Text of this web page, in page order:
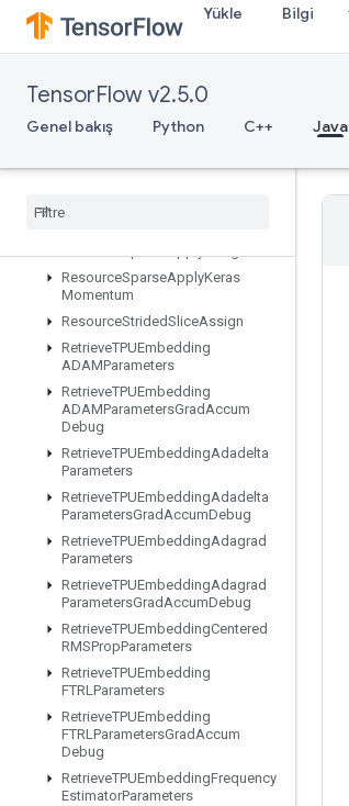
Yükle Bilgi
TensorFlow v2.5.0
Genel bakış Python C++ Java
ResourceScatterMin
ResourceScatterMul
ResourceScatterNdMax
ResourceScatterNdMin
ResourceScatterNdUpdate
ResourceSparseApplyKeras
Momentum
ResourceStridedSliceAssign
RetrieveTPUEmbedding
ADAMParameters
RetrieveTPUEmbedding
ADAMParametersGradAccum
Debug
RetrieveTPUEmbeddingAdadelta
Parameters
RetrieveTPUEmbeddingAdadelta
ParametersGradAccumDebug
RetrieveTPUEmbeddingAdagrad
Parameters
RetrieveTPUEmbeddingAdagrad
ParametersGradAccumDebug
RetrieveTPUEmbeddingCentered
RMSPropParameters
RetrieveTPUEmbedding
FTRLParameters
RetrieveTPUEmbedding
FTRLParametersGradAccum
Debug
RetrieveTPUEmbeddingFrequency
EstimatorParameters